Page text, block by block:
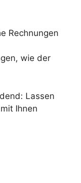
Rechnungen
wie der
Lassen
Ihnen